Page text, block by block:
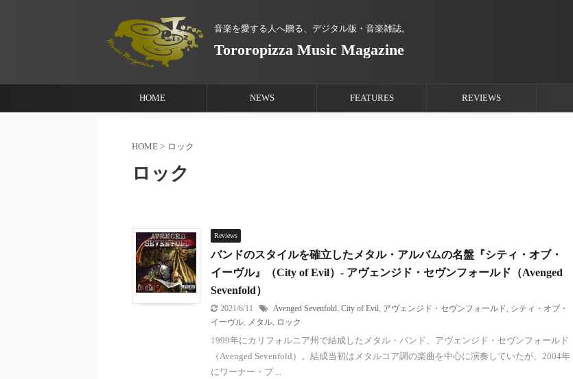
音楽を愛する人へ贈る、デジタル版・音楽雑誌。
Tororopizza Music Magazine
HOME NEWS FEATURES REVIEWS
HOME > ロック
ロック
Reviews
バンドのスタイルを確立したメタル・アルバムの名盤『シティ・オブ・
イーヴル』（City of Evil）- アヴェンジド・セヴンフォールド（Avenged
Sevenfold）
2021/6/11 Avenged Sevenfold City of Evil アヴェンジド・セヴンフォールド シティ・オブ・
イーヴル
メタル ロック
1999年にカリフォルニア州で結成したメタル・バンド、アヴェンジド・セヴンフォールド
（Avenged Sevenfold）。結成当初はメタルコア調の楽曲を中心に演奏していたが、2004年
にワーナー・ブ ...